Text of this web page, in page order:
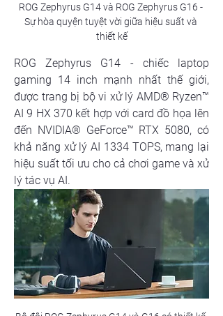
ROG Zephyrus G14 và ROG Zephyrus G16 -
Sự hòa quyện tuyệt vời giữa hiệu suất và
thiết kế
ROG Zephyrus G14 - chiếc laptop
gaming 14 inch mạnh nhất thế giới,
được trang bị bộ vi xử lý AMD® Ryzen™
AI 9 HX 370 kết hợp với card đồ họa lên
đến NVIDIA® GeForce™ RTX 5080, có
khả năng xử lý AI 1334 TOPS, mang lại
hiệu suất tối ưu cho cả chơi game và xử
lý tác vụ AI.